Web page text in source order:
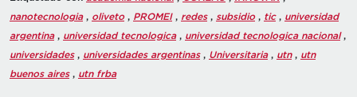
nanotecnologia, oliveto, PROMEI, redes, subsidio, tic, universidad
argentina, universidad tecnologica, universidad tecnologica nacional,
universidades, universidades argentinas, Universitaria, utn, utn
buenos aires, utn frba